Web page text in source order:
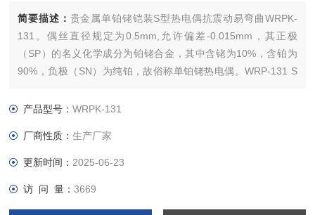
简要描述： 贵金属单铂铑铠装S型热电偶抗震动易弯曲WRPK-
131。偶丝直径规定为0.5mm,允许偏差-0.015mm，其正极
（SP）的名义化学成分为铂铑合金，其中含铑为10%，含铂为
90%，负极（SN）为纯铂，故俗称单铂铑热电偶。WRP-131 S
1600℃。
产品型号：WRPK-131
厂商性质：生产厂家
更新时间： 2025-06-23
访 问 量：3669